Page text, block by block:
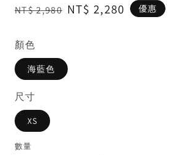
Regular
NT$ 2,980 Sale
NT$ 2,280 優惠
顏色
海藍色
尺寸
XS
數量